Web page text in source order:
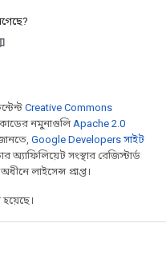
Creative Commons
নমুনাগুলিApache 2.0
Google Developers সাইট
সংস্থার রেজিস্টার্ড
লাইসেন্স প্রাপ্ত।